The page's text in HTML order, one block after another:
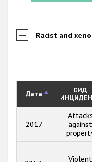
Racist and
Дата
ВИД
2017
Attacks
against
Violent